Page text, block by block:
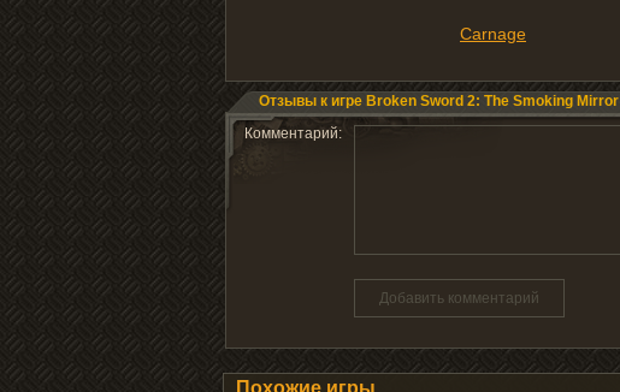
Carnage
Отзывы к игре Broken Sword 2: The Smoking Mirror
Комментарий:
Добавить комментарий
Похожие игры